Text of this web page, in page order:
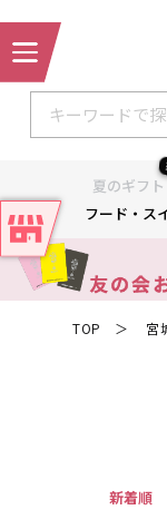
夏のギフト
フード・ス
TOP ＞ 宮
新着順